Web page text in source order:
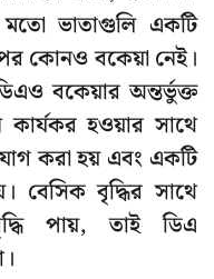
মতো ভাতাগুলি একটি
কোনও বকেয়া নেই।
বকেয়ার অন্তর্ভুক্ত
হওয়ার সাথে
করা হয় এবং একটি
বেসিক বৃদ্ধির সাথে
পায়, তাই ডিএ